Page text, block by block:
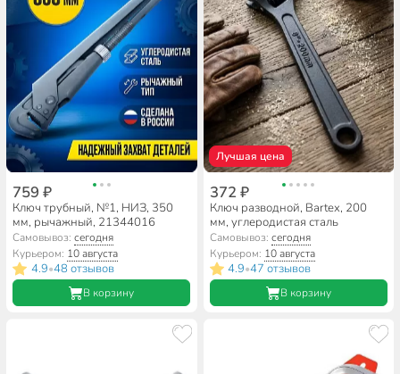
759 ₽
Ключ трубный, №1, НИЗ, 350
мм, рычажный, 21344016
Самовывоз:сегодня
Курьером: 10 августа
4.9•48 отзывов
В корзину
Лучшая цена
372 ₽
Ключ разводной, Bartex, 200
мм, углеродистая сталь
Самовывоз: сегодня
Курьером: 10 августа
4.9•47 отзывов
В корзину